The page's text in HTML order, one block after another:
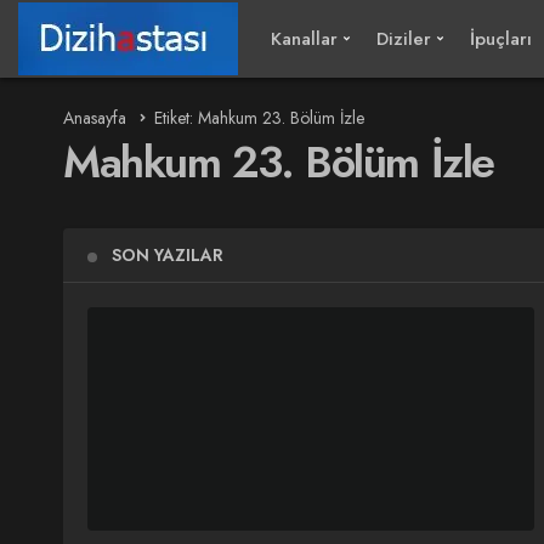
Kanallar Diziler İpuçları
Anasayfa Etiket: Mahkum 23. Bölüm İzle
Mahkum 23. Bölüm İzle
SON YAZILAR